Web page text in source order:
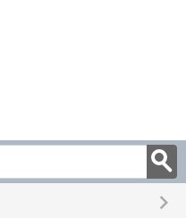
keyboard_arrow_right